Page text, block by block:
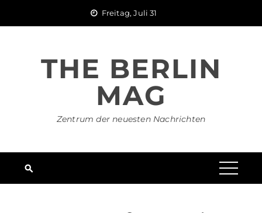
Freitag, Juli 31
THE BERLIN
MAG
Zentrum der neuesten Nachrichten